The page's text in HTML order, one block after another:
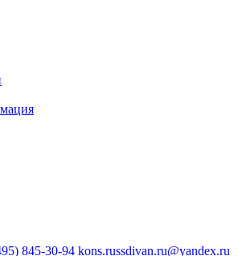
845-30-94 kons.russdivan.ru@yandex.ru